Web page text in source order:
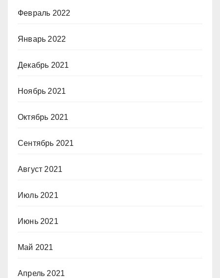
Февраль 2022
Январь 2022
Декабрь 2021
Ноябрь 2021
Октябрь 2021
Сентябрь 2021
Август 2021
Июль 2021
Июнь 2021
Май 2021
Апрель 2021